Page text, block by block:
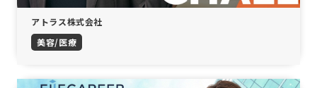
アトラス株式会社
美容/医療